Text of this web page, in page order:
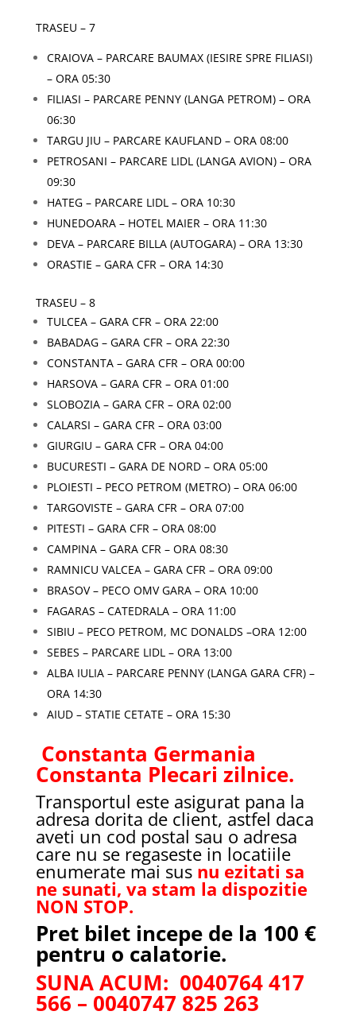
TRASEU – 7
CRAIOVA – PARCARE BAUMAX (IESIRE SPRE FILIASI)
– ORA 05:30
FILIASI – PARCARE PENNY (LANGA PETROM) – ORA
06:30
TARGU JIU – PARCARE KAUFLAND – ORA 08:00
PETROSANI – PARCARE LIDL (LANGA AVION) – ORA
09:30
HATEG – PARCARE LIDL – ORA 10:30
HUNEDOARA – HOTEL MAIER – ORA 11:30
DEVA – PARCARE BILLA (AUTOGARA) – ORA 13:30
ORASTIE – GARA CFR – ORA 14:30
TRASEU – 8
TULCEA – GARA CFR – ORA 22:00
BABADAG – GARA CFR – ORA 22:30
CONSTANTA – GARA CFR – ORA 00:00
HARSOVA – GARA CFR – ORA 01:00
SLOBOZIA – GARA CFR – ORA 02:00
CALARSI – GARA CFR – ORA 03:00
GIURGIU – GARA CFR – ORA 04:00
BUCURESTI – GARA DE NORD – ORA 05:00
PLOIESTI – PECO PETROM (METRO) – ORA 06:00
TARGOVISTE – GARA CFR – ORA 07:00
PITESTI – GARA CFR – ORA 08:00
CAMPINA – GARA CFR – ORA 08:30
RAMNICU VALCEA – GARA CFR – ORA 09:00
BRASOV – PECO OMV GARA – ORA 10:00
FAGARAS – CATEDRALA – ORA 11:00
SIBIU – PECO PETROM, MC DONALDS –ORA 12:00
SEBES – PARCARE LIDL – ORA 13:00
ALBA IULIA – PARCARE PENNY (LANGA GARA CFR) –
ORA 14:30
AIUD – STATIE CETATE – ORA 15:30
Constanta Germania
Constanta Plecari zilnice.
Transportul este asigurat pana la
adresa dorita de client, astfel daca
aveti un cod postal sau o adresa
care nu se regaseste in locatiile
enumerate mai sus nu ezitati sa
ne sunati, va stam la dispozitie
NON STOP.
Pret bilet incepe de la 100 €
pentru o calatorie.
SUNA ACUM: 0040764 417
566 – 0040747 825 263